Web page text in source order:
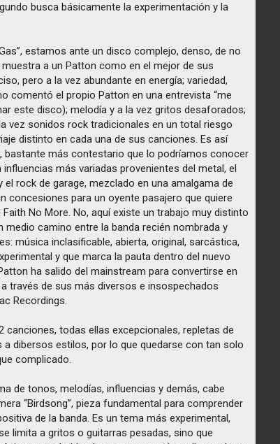
busca básicamente la experimentación y la
estamos ante un disco complejo, denso, de no
a un Patton como en el mejor de sus
pero a la vez abundante en energía; variedad,
comentó el propio Patton en una entrevista “me
este disco); melodía y a la vez gritos desaforados;
vez sonidos rock tradicionales en un total riesgo
distinto en cada una de sus canciones. Es así
bastante más contestario que lo podríamos conocer
más variadas provenientes del metal, el
el rock de garage, mezclado en una amalgama de
concesiones para un oyente pasajero que quiere
No More. No, aquí existe un trabajo muy distinto
medio camino entre la banda recién nombrada y
música inclasificable, abierta, original, sarcástica,
y que marca la pauta dentro del nuevo
ha salido del mainstream para convertirse en
través de sus más diversos e insospechados
Recordings.
canciones, todas ellas excepcionales, repletas de
a dibersos estilos, por lo que quedarse con tan solo
complicado.
de tonos, melodías, influencias y demás, cabe
“Birdsong”, pieza fundamental para comprender
de la banda. Es un tema más experimental,
limita a gritos o guitarras pesadas, sino que